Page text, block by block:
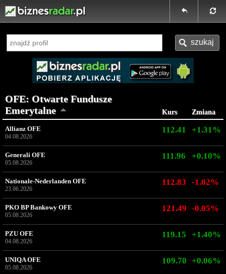
OFE: Otwarte Fundusze
Emerytalne
Kurs Zmiana
Allianz OFE
04.08.2026
112.41 +1.31%
Generali OFE
05.08.2026
111.96 +0.10%
Nationale-Nederlanden OFE
23.06.2026
112.83 -1.02%
PKO BP Bankowy OFE
05.08.2026
121.49 -0.05%
PZU OFE
04.08.2026
119.15 +1.40%
UNIQA OFE
05.08.2026
109.70 +0.06%